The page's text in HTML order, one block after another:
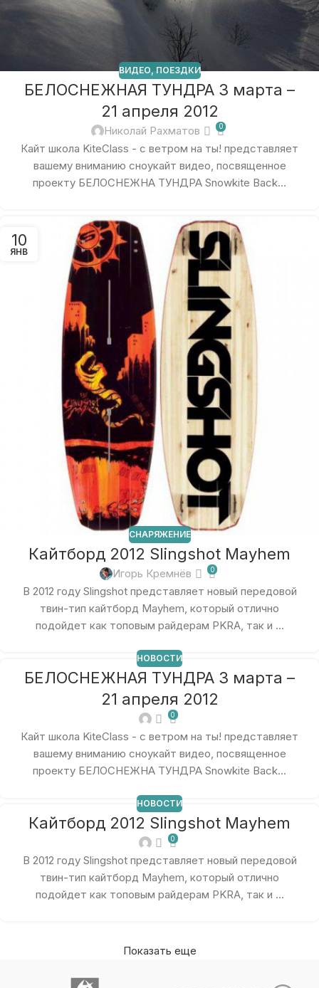
ВИДЕО ПОЕЗДКИ
БЕЛОСНЕЖНАЯ ТУНДРА 3 марта –
21 апреля 2012
Николай Рахматов 0
Кайт школа KiteClass - с ветром на ты! представляет
вашему вниманию сноукайт видео, посвященное
проекту БЕЛОСНЕЖНА ТУНДРА Snowkite Back...
10
ЯНВ
СНАРЯЖЕНИЕ
Кайтборд 2012 Slingshot Mayhem
Игорь Кремнёв 0
В 2012 году Slingshot представляет новый передовой
твин-тип кайтборд Mayhem, который отлично
подойдет как топовым райдерам PKRA, так и ...
НОВОСТИ
БЕЛОСНЕЖНАЯ ТУНДРА 3 марта –
21 апреля 2012
0
Кайт школа KiteClass - с ветром на ты! представляет
вашему вниманию сноукайт видео, посвященное
проекту БЕЛОСНЕЖНА ТУНДРА Snowkite Back...
НОВОСТИ
Кайтборд 2012 Slingshot Mayhem
0
В 2012 году Slingshot представляет новый передовой
твин-тип кайтборд Mayhem, который отлично
подойдет как топовым райдерам PKRA, так и ...
Показать еще